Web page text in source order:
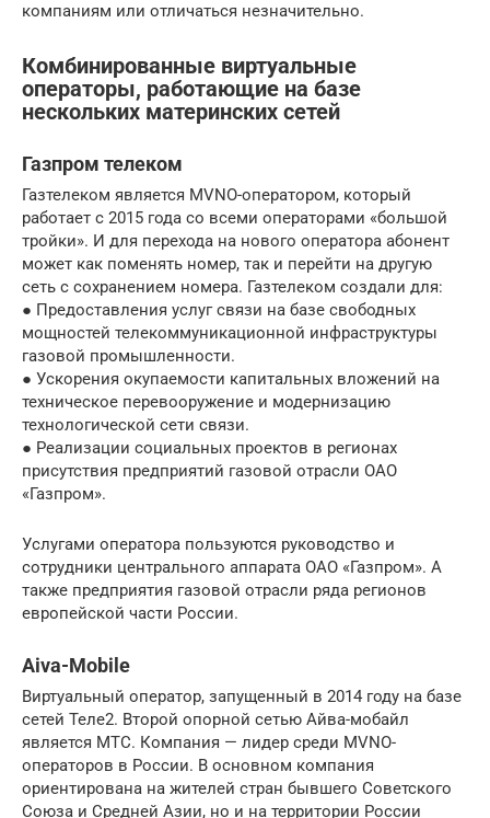
компаниям или отличаться незначительно.
Комбинированные виртуальные
операторы, работающие на базе
нескольких материнских сетей
Газпром телеком
Газтелеком является MVNO-оператором, который
работает с 2015 года со всеми операторами «большой
тройки». И для перехода на нового оператора абонент
может как поменять номер, так и перейти на другую
сеть с сохранением номера. Газтелеком создали для:
● Предоставления услуг связи на базе свободных
мощностей телекоммуникационной инфраструктуры
газовой промышленности.
● Ускорения окупаемости капитальных вложений на
техническое перевооружение и модернизацию
технологической сети связи.
● Реализации социальных проектов в регионах
присутствия предприятий газовой отрасли ОАО
«Газпром».
Услугами оператора пользуются руководство и
сотрудники центрального аппарата ОАО «Газпром». А
также предприятия газовой отрасли ряда регионов
европейской части России.
Aiva-Mobile
Виртуальный оператор, запущенный в 2014 году на базе
сетей Теле2. Второй опорной сетью Айва-мобайл
является МТС. Компания — лидер среди MVNO-
операторов в России. В основном компания
ориентирована на жителей стран бывшего Советского
Союза и Средней Азии, но и на территории России